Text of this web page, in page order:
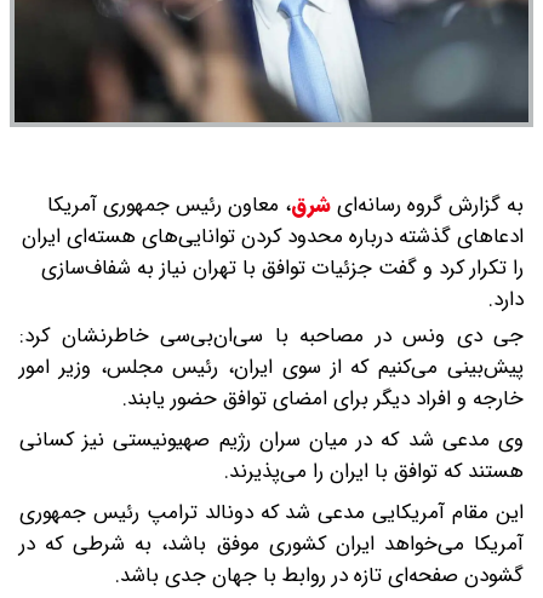
به گزارش گروه رسانه‌ایشرق، معاون رئیس جمهوری آمریکا
ادعاهای گذشته درباره محدود کردن توانایی‌های هسته‌ای ایران
را تکرار کرد و گفت جزئیات توافق با تهران نیاز به شفاف‌سازی
دارد.
جی دی ونس در مصاحبه با سی‌ان‌بی‌سی خاطرنشان کرد:
پیش‌بینی می‌کنیم که از سوی ایران، رئیس مجلس، وزیر امور
خارجه و افراد دیگر برای امضای توافق حضور یابند.
وی مدعی شد که در میان سران رژیم صهیونیستی نیز کسانی
هستند که توافق با ایران را می‌پذیرند.
این مقام آمریکایی مدعی شد که دونالد ترامپ رئیس جمهوری
آمریکا می‌خواهد ایران کشوری موفق باشد، به شرطی که در
گشودن صفحه‌ای تازه در روابط با جهان جدی باشد.